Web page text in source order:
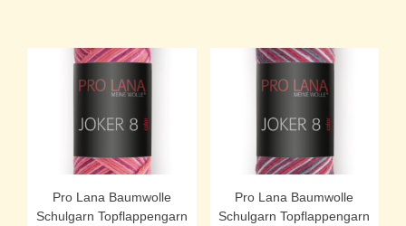
Pro Lana Baumwolle
Schulgarn Topflappengarn
Pro Lana Baumwolle
Schulgarn Topflappengarn